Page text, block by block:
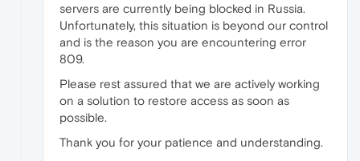
servers are currently being blocked in Russia.
Unfortunately, this situation is beyond our control
and is the reason you are encountering error
809.
Please rest assured that we are actively working
on a solution to restore access as soon as
possible.
Thank you for your patience and understanding.